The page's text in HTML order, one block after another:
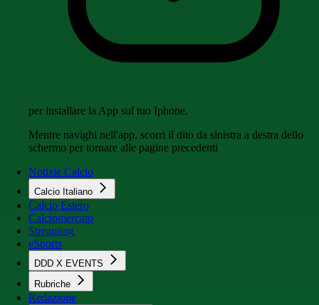
per installare la App sul tuo Iphone.
Mentre navighi nell'app, scorri il dito da sinistra a destra dello
schermo per tornare alle pagine precedenti
Notizie Calcio
Calcio Italiano
Calcio Estero
Calciomercato
Streaming
eSports
DDD X EVENTS
Rubriche
Redazione